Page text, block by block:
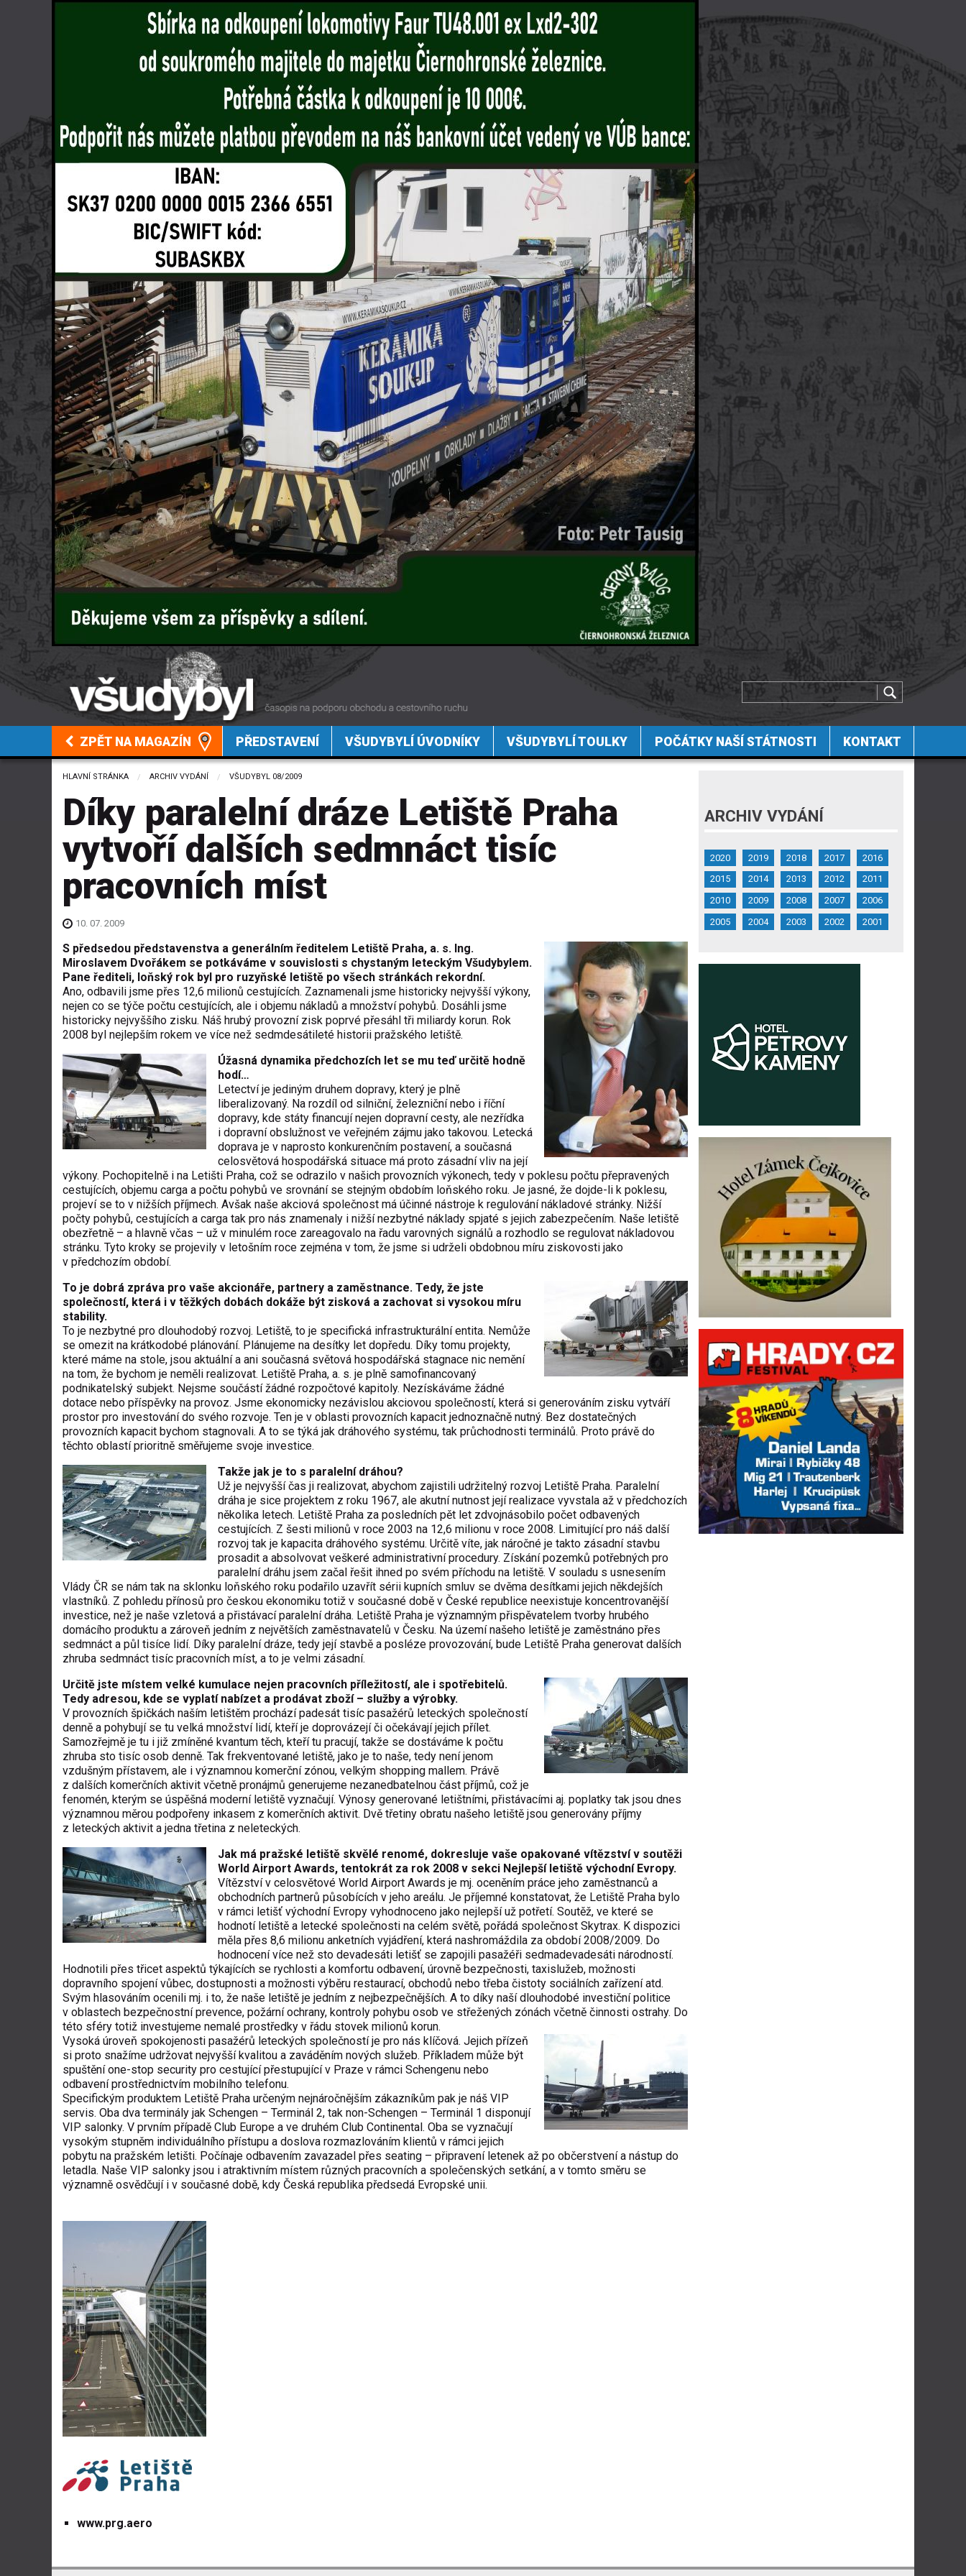
ZPĚT NA MAGAZÍN PŘEDSTAVENÍ VŠUDYBYLÍ ÚVODNÍKY VŠUDYBYLÍ TOULKY POČÁTKY NAŠÍ STÁTNOSTI KONTAKT
HLAVNÍ STRÁNKA ARCHIV VYDÁNÍ VŠUDYBYL 08/2009
Díky paralelní dráze Letiště Praha
vytvoří dalších sedmnáct tisíc
pracovních míst
10. 07. 2009
S předsedou představenstva a generálním ředitelem Letiště Praha, a. s. Ing.
Miroslavem Dvořákem se potkáváme v souvislosti s chystaným leteckým Všudybylem.
Pane řediteli, loňský rok byl pro ruzyňské letiště po všech stránkách rekordní.
Ano, odbavili jsme přes 12,6 milionů cestujících. Zaznamenali jsme historicky nejvyšší výkony,
nejen co se týče počtu cestujících, ale i objemu nákladů a množství pohybů. Dosáhli jsme
historicky nejvyššího zisku. Náš hrubý provozní zisk poprvé přesáhl tři miliardy korun. Rok
2008 byl nejlepším rokem ve více než sedmdesátileté historii pražského letiště.
Úžasná dynamika předchozích let se mu teď určitě hodně
hodí…
Letectví je jediným druhem dopravy, který je plně
liberalizovaný. Na rozdíl od silniční, železniční nebo i říční
dopravy, kde státy financují nejen dopravní cesty, ale nezřídka
i dopravní obslužnost ve veřejném zájmu jako takovou. Letecká
doprava je v naprosto konkurenčním postavení, a současná
celosvětová hospodářská situace má proto zásadní vliv na její
výkony. Pochopitelně i na Letišti Praha, což se odrazilo v našich provozních výkonech, tedy v poklesu počtu přepravených
cestujících, objemu carga a počtu pohybů ve srovnání se stejným obdobím loňského roku. Je jasné, že dojde-li k poklesu,
projeví se to v nižších příjmech. Avšak naše akciová společnost má účinné nástroje k regulování nákladové stránky. Nižší
počty pohybů, cestujících a carga tak pro nás znamenaly i nižší nezbytné náklady spjaté s jejich zabezpečením. Naše letiště
obezřetně – a hlavně včas – už v minulém roce zareagovalo na řadu varovných signálů a rozhodlo se regulovat nákladovou
stránku. Tyto kroky se projevily v letošním roce zejména v tom, že jsme si udrželi obdobnou míru ziskovosti jako
v předchozím období.
To je dobrá zpráva pro vaše akcionáře, partnery a zaměstnance. Tedy, že jste
společností, která i v těžkých dobách dokáže být zisková a zachovat si vysokou míru
stability.
To je nezbytné pro dlouhodobý rozvoj. Letiště, to je specifická infrastrukturální entita. Nemůže
se omezit na krátkodobé plánování. Plánujeme na desítky let dopředu. Díky tomu projekty,
které máme na stole, jsou aktuální a ani současná světová hospodářská stagnace nic nemění
na tom, že bychom je neměli realizovat. Letiště Praha, a. s. je plně samofinancovaný
podnikatelský subjekt. Nejsme součástí žádné rozpočtové kapitoly. Nezískáváme žádné
dotace nebo příspěvky na provoz. Jsme ekonomicky nezávislou akciovou společností, která si generováním zisku vytváří
prostor pro investování do svého rozvoje. Ten je v oblasti provozních kapacit jednoznačně nutný. Bez dostatečných
provozních kapacit bychom stagnovali. A to se týká jak dráhového systému, tak průchodnosti terminálů. Proto právě do
těchto oblastí prioritně směřujeme svoje investice.
Takže jak je to s paralelní dráhou?
Už je nejvyšší čas ji realizovat, abychom zajistili udržitelný rozvoj Letiště Praha. Paralelní
dráha je sice projektem z roku 1967, ale akutní nutnost její realizace vyvstala až v předchozích
několika letech. Letiště Praha za posledních pět let zdvojnásobilo počet odbavených
cestujících. Z šesti milionů v roce 2003 na 12,6 milionu v roce 2008. Limitující pro náš další
rozvoj tak je kapacita dráhového systému. Určitě víte, jak náročné je takto zásadní stavbu
prosadit a absolvovat veškeré administrativní procedury. Získání pozemků potřebných pro
paralelní dráhu jsem začal řešit ihned po svém příchodu na letiště. V souladu s usnesením
Vlády ČR se nám tak na sklonku loňského roku podařilo uzavřít sérii kupních smluv se dvěma desítkami jejich někdejších
vlastníků. Z pohledu přínosů pro českou ekonomiku totiž v současné době v České republice neexistuje koncentrovanější
investice, než je naše vzletová a přistávací paralelní dráha. Letiště Praha je významným přispěvatelem tvorby hrubého
domácího produktu a zároveň jedním z největších zaměstnavatelů v Česku. Na území našeho letiště je zaměstnáno přes
sedmnáct a půl tisíce lidí. Díky paralelní dráze, tedy její stavbě a posléze provozování, bude Letiště Praha generovat dalších
zhruba sedmnáct tisíc pracovních míst, a to je velmi zásadní.
Určitě jste místem velké kumulace nejen pracovních příležitostí, ale i spotřebitelů.
Tedy adresou, kde se vyplatí nabízet a prodávat zboží – služby a výrobky.
V provozních špičkách naším letištěm prochází padesát tisíc pasažérů leteckých společností
denně a pohybují se tu velká množství lidí, kteří je doprovázejí či očekávají jejich přílet.
Samozřejmě je tu i již zmíněné kvantum těch, kteří tu pracují, takže se dostáváme k počtu
zhruba sto tisíc osob denně. Tak frekventované letiště, jako je to naše, tedy není jenom
vzdušným přístavem, ale i významnou komerční zónou, velkým shopping mallem. Právě
z dalších komerčních aktivit včetně pronájmů generujeme nezanedbatelnou část příjmů, což je
fenomén, kterým se úspěšná moderní letiště vyznačují. Výnosy generované letištními, přistávacími aj. poplatky tak jsou dnes
významnou měrou podpořeny inkasem z komerčních aktivit. Dvě třetiny obratu našeho letiště jsou generovány příjmy
z leteckých aktivit a jedna třetina z neleteckých.
Jak má pražské letiště skvělé renomé, dokresluje vaše opakované vítězství v soutěži
World Airport Awards, tentokrát za rok 2008 v sekci Nejlepší letiště východní Evropy.
Vítězství v celosvětové World Airport Awards je mj. oceněním práce jeho zaměstnanců a
obchodních partnerů působících v jeho areálu. Je příjemné konstatovat, že Letiště Praha bylo
v rámci letišť východní Evropy vyhodnoceno jako nejlepší už potřetí. Soutěž, ve které se
hodnotí letiště a letecké společnosti na celém světě, pořádá společnost Skytrax. K dispozici
měla přes 8,6 milionu anketních vyjádření, která nashromáždila za období 2008/2009. Do
hodnocení více než sto devadesáti letišť se zapojili pasažéři sedmadevadesáti národností.
Hodnotili přes třicet aspektů týkajících se rychlosti a komfortu odbavení, úrovně bezpečnosti, taxislužeb, možnosti
dopravního spojení vůbec, dostupnosti a možnosti výběru restaurací, obchodů nebo třeba čistoty sociálních zařízení atd.
Svým hlasováním ocenili mj. i to, že naše letiště je jedním z nejbezpečnějších. A to díky naší dlouhodobé investiční politice
v oblastech bezpečnostní prevence, požární ochrany, kontroly pohybu osob ve střežených zónách včetně činnosti ostrahy. Do
této sféry totiž investujeme nemalé prostředky v řádu stovek milionů korun.
Vysoká úroveň spokojenosti pasažérů leteckých společností je pro nás klíčová. Jejich přízeň
si proto snažíme udržovat nejvyšší kvalitou a zaváděním nových služeb. Příkladem může být
spuštění one-stop security pro cestující přestupující v Praze v rámci Schengenu nebo
odbavení prostřednictvím mobilního telefonu.
Specifickým produktem Letiště Praha určeným nejnáročnějším zákazníkům pak je náš VIP
servis. Oba dva terminály jak Schengen – Terminál 2, tak non-Schengen – Terminál 1 disponují
VIP salonky. V prvním případě Club Europe a ve druhém Club Continental. Oba se vyznačují
vysokým stupněm individuálního přístupu a doslova rozmazlováním klientů v rámci jejich
pobytu na pražském letišti. Počínaje odbavením zavazadel přes seating – připravení letenek až po občerstvení a nástup do
letadla. Naše VIP salonky jsou i atraktivním místem různých pracovních a společenských setkání, a v tomto směru se
významně osvědčují i v současné době, kdy Česká republika předsedá Evropské unii.
www.prg.aero
ARCHIV VYDÁNÍ
2020 2019 2018 2017
2016
2015
2014 2013 2012
2011
2010
2009 2008 2007
2006
2005
2004 2003 2002 2001